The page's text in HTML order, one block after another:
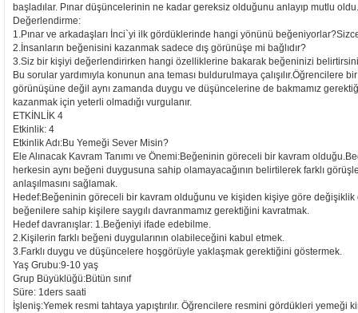
başladılar. Pınar düşüncelerinin ne kadar gereksiz olduğunu anlayıp mutlu oldu.
Değerlendirme:
1.Pınar ve arkadaşları İnci`yi ilk gördüklerinde hangi yönünü
2.İnsanların beğenisini kazanmak sadece dış görünüşe mi bağlıdır?
3.Siz bir kişiyi değerlendirirken hangi özelliklerine bakarak beğeninizi
Bu sorular yardımıyla konunun ana teması buldurulmaya çalışılır.Öğrencilere
görünüşüne değil aynı zamanda duygu ve düşüncelerine de bakmamız
kazanmak için yeterli olmadığı vurgulanır.
ETKİNLİK 4
Etkinlik: 4
Etkinlik Adı:Bu Yemeği Sever Misin?
Ele Alınacak Kavram Tanımı ve Önemi:Beğeninin göreceli bir kavram
herkesin aynı beğeni duygusuna sahip olamayacağının belirtilerek farklı
anlaşılmasını sağlamak.
Hedef:Beğeninin göreceli bir kavram olduğunu ve kişiden kişiye göre değişiklik
beğenilere sahip kişilere saygılı davranmamız gerektiğini kavratmak.
Hedef davranışlar: 1.Beğeniyi ifade edebilme.
2.Kişilerin farklı beğeni duygularının olabileceğini kabul etmek.
3.Farklı duygu ve düşüncelere hoşgörüyle yaklaşmak gerektiğini göstermek.
Yaş Grubu:9-10 yaş
Grup Büyüklüğü:Bütün sınıf
Süre: 1ders saati
İşleniş:Yemek resmi tahtaya yapıştırılır. Öğrencilere resmini gördükleri